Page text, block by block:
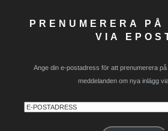
PRENUMERERA PÅ
VIA
Ange din e-postadress för att prenumerera
meddelanden om nya inlägg
E-